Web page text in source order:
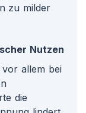
zu milder
Nutzen
allem bei
die